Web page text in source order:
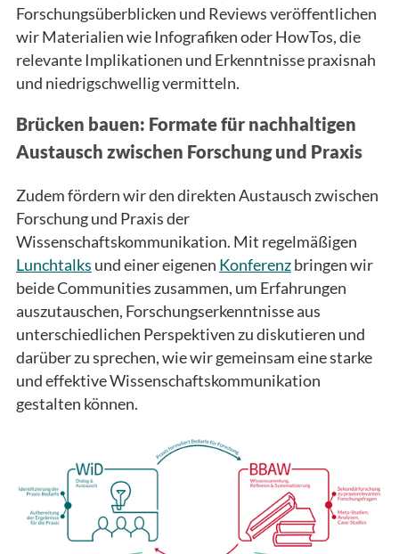
Forschungsüberblicken und Reviews veröffentlichen
wir Materialien wie Infografiken oder HowTos, die
relevante Implikationen und Erkenntnisse praxisnah
und niedrigschwellig vermitteln.
Brücken bauen: Formate für nachhaltigen
Austausch zwischen Forschung und Praxis
Zudem fördern wir den direkten Austausch zwischen
Forschung und Praxis der
Wissenschaftskommunikation. Mit regelmäßigen
Lunchtalks und einer eigenen Konferenzbringen wir
beide Communities zusammen, um Erfahrungen
auszutauschen, Forschungserkenntnisse aus
unterschiedlichen Perspektiven zu diskutieren und
darüber zu sprechen, wie wir gemeinsam eine starke
und effektive Wissenschaftskommunikation
gestalten können.